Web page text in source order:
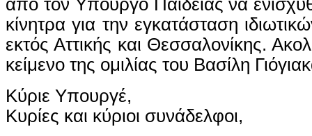
από τον Υπουργό Παιδείας να
κίνητρα για την εγκατάσταση
εκτός Αττικής και Θεσσαλονίκης.
κείμενο της ομιλίας του Βασίλη
Κύριε Υπουργέ,
Κυρίες και κύριοι συνάδελφοι,